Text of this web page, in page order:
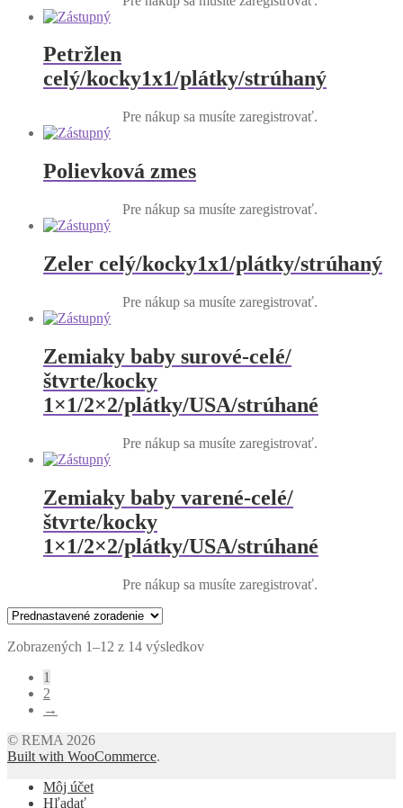
Petržlen
celý/kocky1x1/plátky/strúhaný
Pre nákup sa musíte zaregistrovať.
Polievková zmes
Pre nákup sa musíte zaregistrovať.
Zeler celý/kocky1x1/plátky/strúhaný
Pre nákup sa musíte zaregistrovať.
Zemiaky baby surové-celé/
štvrte/kocky
1×1/2×2/plátky/USA/strúhané
Pre nákup sa musíte zaregistrovať.
Zemiaky baby varené-celé/
štvrte/kocky
1×1/2×2/plátky/USA/strúhané
Pre nákup sa musíte zaregistrovať.
Zobrazených 1–12 z 14 výsledkov
1
2
→
© REMA 2026
Built with WooCommerce.
Môj účet
Hľadať